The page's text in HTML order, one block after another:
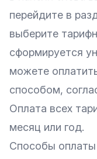
перейдите в
выберите
сформируется
можете
способом,
Оплата всех
месяц или год.
Способы оплаты